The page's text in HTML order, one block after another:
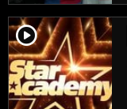
player2